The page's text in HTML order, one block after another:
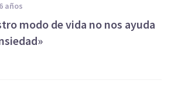
años
modo de vida no nos ayuda